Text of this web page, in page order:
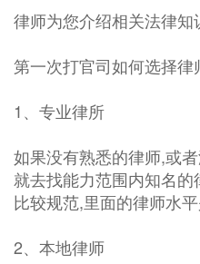
律师为您介绍相关法律知
第一次打官司如何选择律
1、专业律所
如果没有熟悉的律师,或
就去找能力范围内知名
比较规范,里面的律师水平
2、本地律师